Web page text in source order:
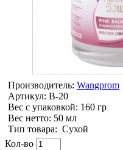
Производитель: Wangprom
Артикул: B-20
Вес с упаковкой: 160 гр
Вес нетто: 50 мл
Тип товара: Сухой
Кол-во